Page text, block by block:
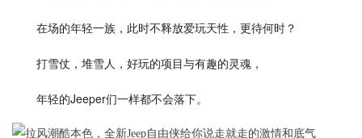
在场的年轻一族，此时不释放爱玩天性，更待何时？
打雪仗，堆雪人，好玩的项目与有趣的灵魂，
年轻的Jeeper们一样都不会落下。